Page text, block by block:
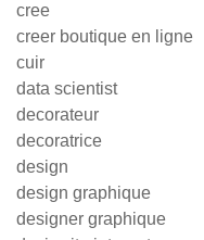
cree
creer boutique en ligne
cuir
data scientist
decorateur
decoratrice
design
design graphique
designer graphique